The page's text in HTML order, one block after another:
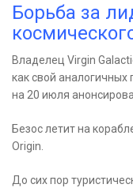
Борьба за
Владелец Virgin
как свой аналогичных
на 20 июля
Безос летит на
Origin.
До сих пор